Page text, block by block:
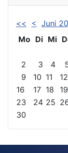
<< < Juni
Mo Di Mi
2
3 4
9
10 11 12
16
17 18 19
23
24 25
30